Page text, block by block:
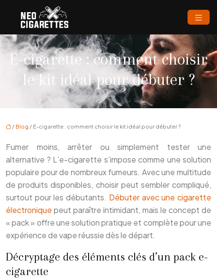
E-cigarette : comment choisir
le kit idéal pour débuter ?
/ Blog / E-cigarette : comment choisir le kit idéal pour débuter ?
Fumer moins, arrêter ou simplement tester une
alternative ? L’e-cigarette s’impose comme une solution
populaire pour de nombreux fumeurs. Avec une multitude
de produits disponibles, choisir peut sembler compliqué,
surtout pour les débutants. Débuter avec une cigarette
électronique peut paraître intimidant, mais le concept de
« pack » offre une solution pratique et complète pour une
expérience de vape réussie dès le départ.
Décryptage des éléments clés d’un pack e-
cigarette